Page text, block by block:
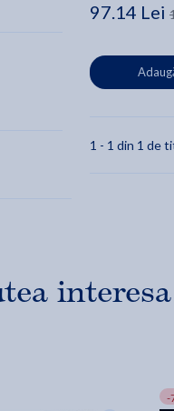
97.14 Lei
1 - 1 din 1 de
interesa
-